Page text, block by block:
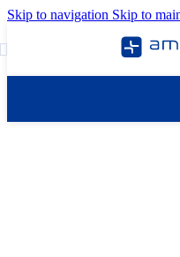
Skip to navigation Skip to